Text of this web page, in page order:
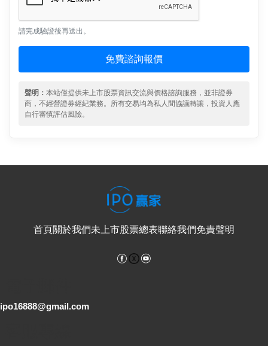
請完成驗證後再送出。
免費諮詢報價
聲明： 本站僅提供未上市股票資訊交流與價格諮詢服務，並非證券
商，不經營證券經紀業務。所有交易均為私人間協議轉讓，投資人應
自行審慎評估風險。
首頁關於我們未上市股票總表聯絡我們免責聲明
Facebook
ipo16888@gmail.com